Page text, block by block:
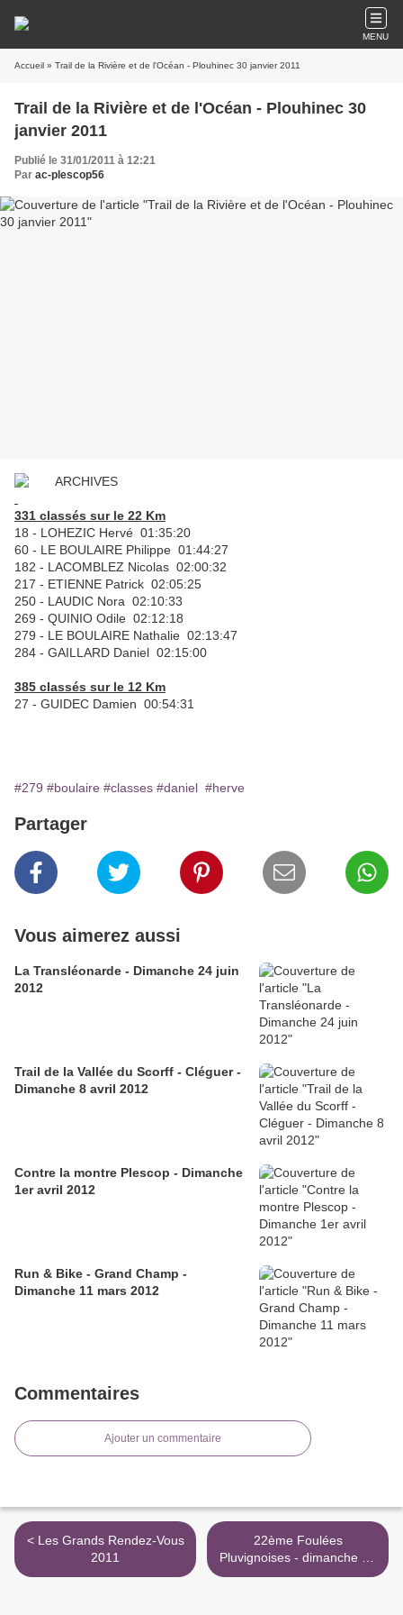
MENU
Accueil » Trail de la Rivière et de l'Océan - Plouhinec 30 janvier 2011
Trail de la Rivière et de l'Océan - Plouhinec 30
janvier 2011
Publié le 31/01/2011 à 12:21
Par ac-plescop56
331 classés sur le 22 Km
18 - LOHEZIC Hervé 01:35:20
60 - LE BOULAIRE Philippe 01:44:27
182 - LACOMBLEZ Nicolas 02:00:32
217 - ETIENNE Patrick 02:05:25
250 - LAUDIC Nora 02:10:33
269 - QUINIO Odile 02:12:18
279 - LE BOULAIRE Nathalie 02:13:47
284 - GAILLARD Daniel 02:15:00
385 classés sur le 12 Km
27 - GUIDEC Damien 00:54:31
#279 #boulaire #classes #daniel #herve
Partager
Vous aimerez aussi
La Transléonarde - Dimanche 24 juin
2012
Trail de la Vallée du Scorff - Cléguer -
Dimanche 8 avril 2012
Contre la montre Plescop - Dimanche
1er avril 2012
Run & Bike - Grand Champ -
Dimanche 11 mars 2012
Commentaires
Ajouter un commentaire
< Les Grands Rendez-Vous
2011
22ème Foulées
Pluvignoises - dimanche 06
février 2011 >